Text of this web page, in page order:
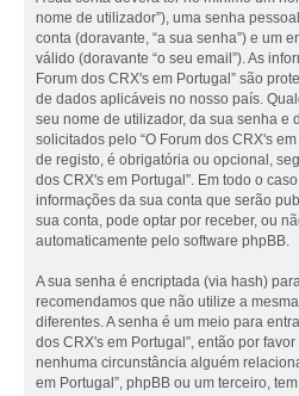
nome de utilizador”), uma senha
conta (doravante, “a sua senha”) e um
válido (doravante “o seu email”). As
Forum dos CRX's em Portugal” são
de dados aplicáveis no nosso país.
seu nome de utilizador, da sua senha e
solicitados pelo “O Forum dos CRX's
de registo, é obrigatória ou opcional,
dos CRX's em Portugal”. Em todo o
informações da sua conta que serão
sua conta, pode optar por receber, ou
automaticamente pelo software phpBB.
A sua senha é encriptada (via hash)
recomendamos que não utilize a
diferentes. A senha é um meio para
dos CRX's em Portugal”, então por
nenhuma circunstância alguém
em Portugal”, phpBB ou um terceiro,